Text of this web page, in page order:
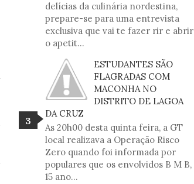
delícias da culinária nordestina,
prepare-se para uma entrevista
exclusiva que vai te fazer rir e abrir
o apetit...
ESTUDANTES SÃO
FLAGRADAS COM
MACONHA NO
DISTRITO DE LAGOA
DA CRUZ
As 20h00 desta quinta feira, a GT
local realizava a Operação Risco
Zero quando foi informada por
populares que os envolvidos B M B,
15 ano...